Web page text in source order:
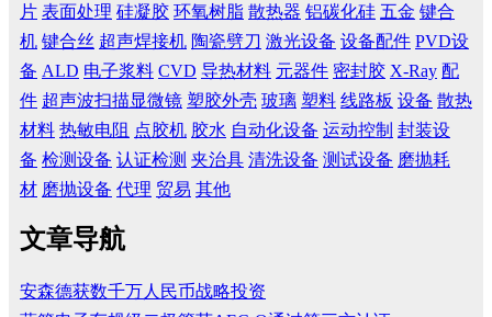
片 表面处理 硅凝胶 环氧树脂 散热器 铝碳化硅 五金 键合
机 键合丝 超声焊接机 陶瓷劈刀 激光设备 设备配件 PVD设
备 ALD 电子浆料 CVD 导热材料 元器件 密封胶 X-Ray 配
件 超声波扫描显微镜 塑胶外壳 玻璃 塑料 线路板 设备 散热
材料 热敏电阻 点胶机 胶水 自动化设备 运动控制 封装设
备 检测设备 认证检测 夹治具 清洗设备 测试设备 磨抛耗
材 磨抛设备 代理 贸易 其他
文章导航
安森德获数千万人民币战略投资